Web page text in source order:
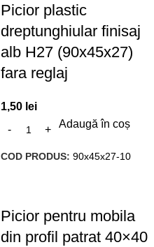
Picior plastic
dreptunghiular finisaj
alb H27 (90x45x27)
fara reglaj
1,50 lei
Adaugă în coș
COD PRODUS: 90x45x27-10
Picior pentru mobila
din profil patrat 40×40